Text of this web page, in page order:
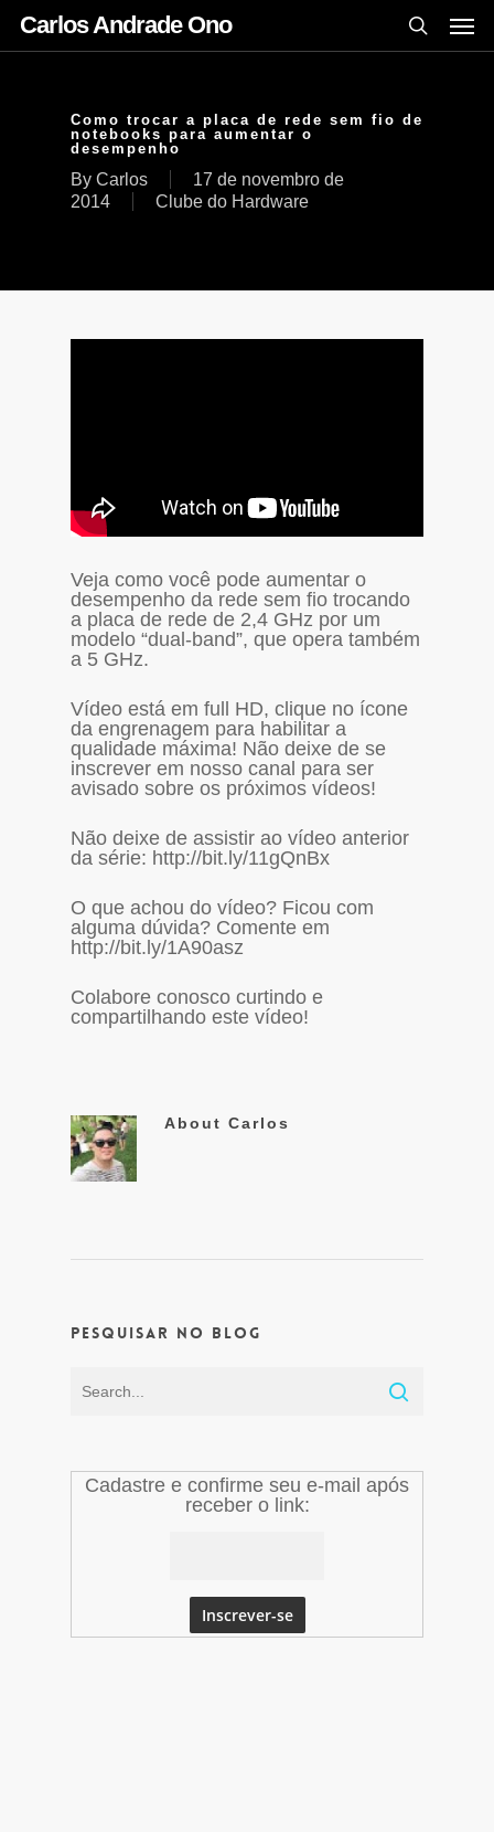
Carlos Andrade Ono
Como trocar a placa de rede sem fio de
notebooks para aumentar o
desempenho
By Carlos
17 de novembro de
2014
Clube do Hardware
Veja como você pode aumentar o
desempenho da rede sem fio trocando
a placa de rede de 2,4 GHz por um
modelo “dual-band”, que opera também
a 5 GHz.
Vídeo está em full HD, clique no ícone
da engrenagem para habilitar a
qualidade máxima! Não deixe de se
inscrever em nosso canal para ser
avisado sobre os próximos vídeos!
Não deixe de assistir ao vídeo anterior
da série: http://bit.ly/11gQnBx
O que achou do vídeo? Ficou com
alguma dúvida? Comente em
http://bit.ly/1A90asz
Colabore conosco curtindo e
compartilhando este vídeo!
About Carlos
Pesquisar no Blog
Cadastre e confirme seu e-mail após
receber o link: